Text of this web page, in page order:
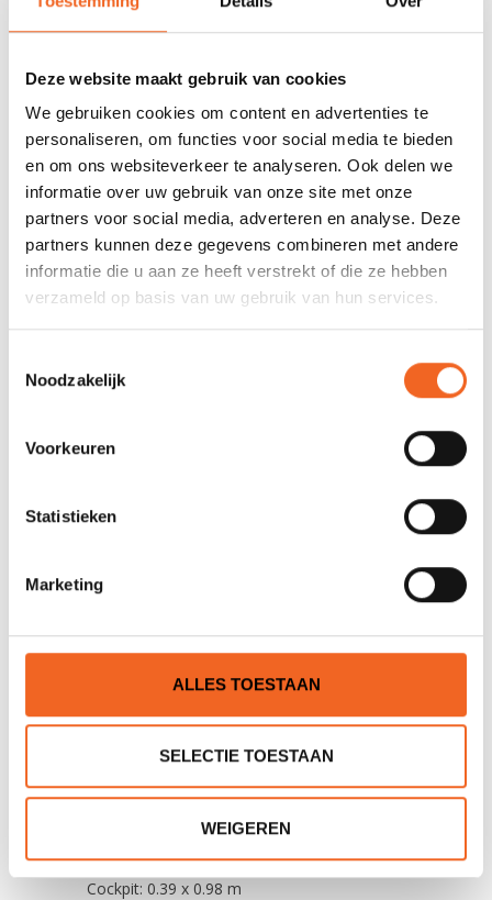
Deze website maakt gebruik van cookies
We gebruiken cookies om content en advertenties te
personaliseren, om functies voor social media te bieden
en om ons websiteverkeer te analyseren. Ook delen we
informatie over uw gebruik van onze site met onze
partners voor social media, adverteren en analyse. Deze
partners kunnen deze gegevens combineren met andere
informatie die u aan ze heeft verstrekt of die ze hebben
verzameld op basis van uw gebruik van hun services.
Noodzakelijk
Voorkeuren
Statistieken
Marketing
ALLES TOESTAAN
SELECTIE TOESTAAN
WEIGEREN
Cockpit: 0.37 x 0.91 m
Maat M:
Boat: 5.2 x 0.41 m
Cockpit: 0.38 x 0.91 m
Seat to Footrests: 0.73 - 0.91 m
Cockpit: 0.39 x 0.94 m
Maat L:
Seat to Footrests: 0.79 - 1.1 m
Athletes: 75 - 85 Kg
Maat XXL:
Cockpit: 0.39 x 0.98 m